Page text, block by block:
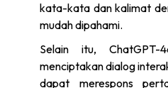
kata-kata dan kalimat
mudah dipahami.
Selain itu,
menciptakan dialog
dapat merespons